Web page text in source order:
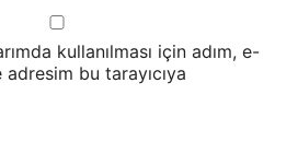
kullanılması için adım, e-
bu tarayıcıya